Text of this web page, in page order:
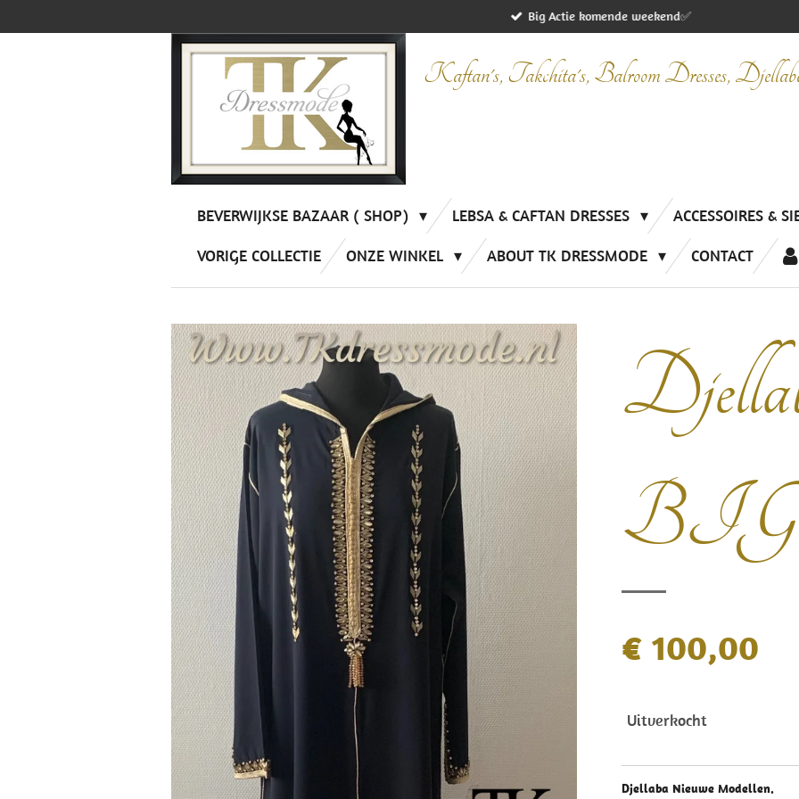
Big Actie komende weekend✅
Kaftan's, Takchita's, Balroom Dresses,
BEVERWIJKSE BAZAAR ( SHOP) LEBSA & CAFTAN DRESSES
ACCESSOIRES &
VORIGE COLLECTIE
ONZE WINKEL ABOUT TK DRESSMODE CONTACT
€ 100,00
Uitverkocht
Djellaba Nieuwe Modellen.